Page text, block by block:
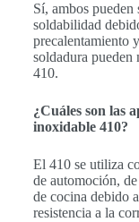
Sí, ambos
soldabilidad
precalentamiento
soldadura pueden
410.
¿Cuáles son las
inoxidable 410?
El 410 se utiliza
de automoción,
de cocina debido
resistencia a la